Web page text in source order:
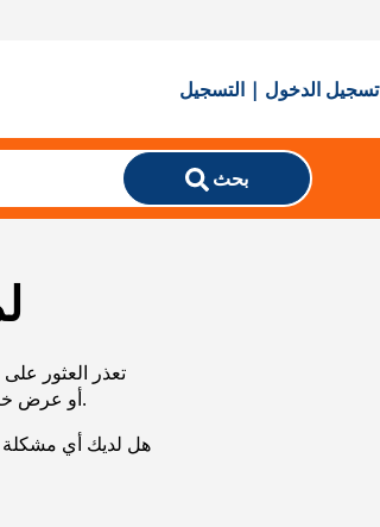
تسجيل الدخول | التسجيل
بحث
تعذر العثور
URL، أو عرض خريطة الموقع الخاصة بنا لمساعدتك في العثور على ما تريد.
هل لديك أي مشكلة